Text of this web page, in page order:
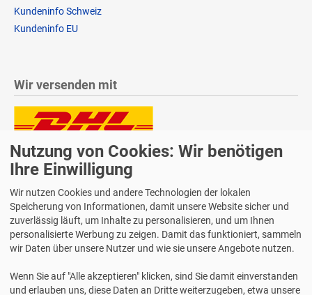
Kundeninfo Schweiz
Kundeninfo EU
Wir versenden mit
Lieferung auch an Packstationen und Postfilialen
Samstagszustellung
Bequeme Zahlung über Paypal
2 Jahre Gewährleistung
Nutzung von Cookies: Wir benötigen
Ihre Einwilligung
Wir nutzen Cookies und andere Technologien der lokalen
Speicherung von Informationen, damit unsere Website sicher und
zuverlässig läuft, um Inhalte zu personalisieren, und um Ihnen
personalisierte Werbung zu zeigen. Damit das funktioniert, sammeln
wir Daten über unsere Nutzer und wie sie unsere Angebote nutzen.
Wenn Sie auf "Alle akzeptieren" klicken, sind Sie damit einverstanden
und erlauben uns, diese Daten an Dritte weiterzugeben, etwa unsere